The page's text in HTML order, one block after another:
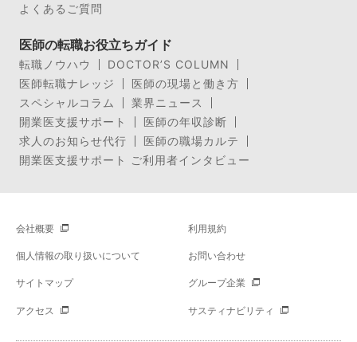
よくあるご質問
医師の転職お役立ちガイド
転職ノウハウ
DOCTOR’S COLUMN
医師転職ナレッジ
医師の現場と働き方
スペシャルコラム
業界ニュース
開業医支援サポート
医師の年収診断
求人のお知らせ代行
医師の職場カルテ
開業医支援サポート ご利用者インタビュー
会社概要 利用規約
個人情報の取り扱いについて お問い合わせ
サイトマップ グループ企業
アクセス サスティナビリティ